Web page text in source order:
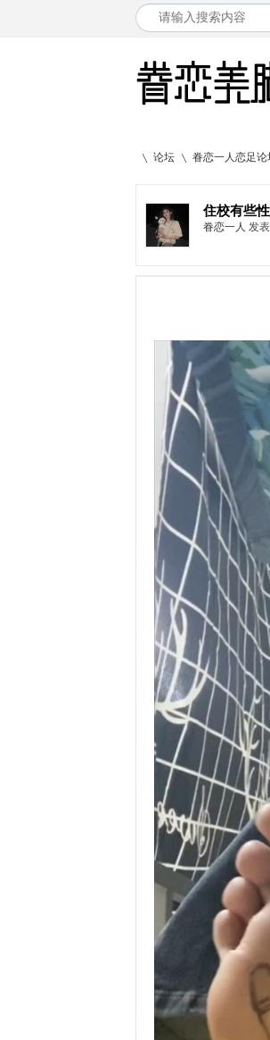
论坛
›
眷恋一人恋足
住校有些
眷恋一人 发